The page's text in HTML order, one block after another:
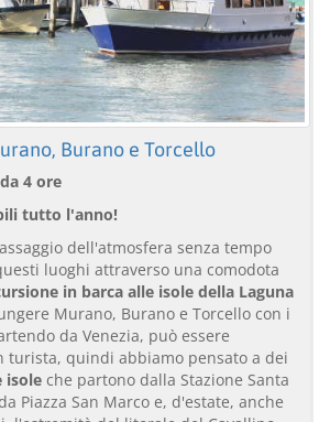
Burano e Torcello
4 ore
tutto l'anno!
dell'atmosfera senza tempo
luoghi attraverso una comodota
in barca alle isole della Laguna
Murano, Burano e Torcello con i
da Venezia, può essere
turista, quindi abbiamo pensato a dei
isole che partono dalla Stazione Santa
Piazza San Marco e, d'estate, anche